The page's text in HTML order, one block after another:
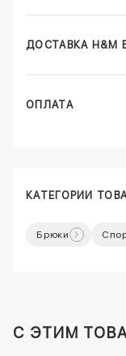
ДОСТАВКА H&M
ОПЛАТА
КАТЕГОРИИ
Брюки
C ЭТИМ